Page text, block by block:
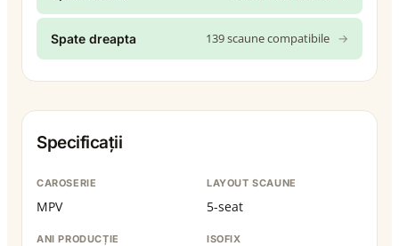
Spate dreapta 139 scaune compatibile →
Specificații
CAROSERIE
MPV
LAYOUT SCAUNE
5-seat
ANI PRODUCȚIE ISOFIX